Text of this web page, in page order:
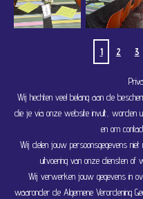
1 2 3
Wij hechten veel belang aan de
die je via onze website invult, worden
en om
Wij delen jouw persoonsgegevens
uitvoering van onze diensten of
Wij verwerken jouw gegevens in
waaronder de Algemene Verordening